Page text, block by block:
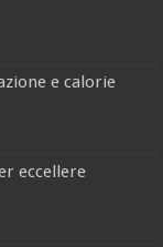
e calorie
eccellere